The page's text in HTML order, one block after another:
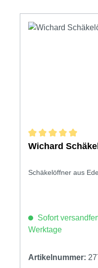
Durchschnittliche
Wichard
Schäkelöffner aus
Sofort
Werktage
Artikelnummer: